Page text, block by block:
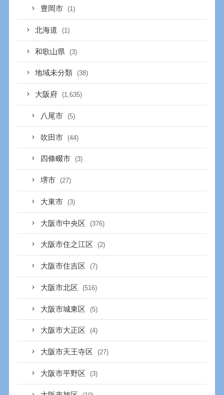
豊岡市 (1)
北海道 (1)
和歌山県 (3)
地域未分類 (38)
大阪府 (1,635)
八尾市 (5)
吹田市 (44)
四條畷市 (3)
堺市 (27)
大東市 (3)
大阪市中央区 (376)
大阪市住之江区 (2)
大阪市住吉区 (7)
大阪市北区 (516)
大阪市城東区 (5)
大阪市大正区 (4)
大阪市天王寺区 (27)
大阪市平野区 (3)